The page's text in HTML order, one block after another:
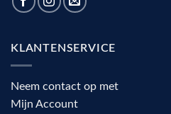
KLANTENSERVICE
Neem contact op met
Mijn Account